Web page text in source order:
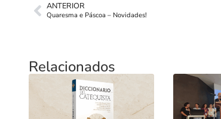
ANTERIOR
Quaresma e Páscoa – Novidades!
Relacionados